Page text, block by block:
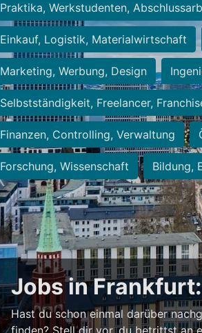
Praktika, Werkstudenten,
Einkauf, Logistik, Materialwirtschaft
Marketing, Werbung, Design
Selbstständigkeit, Freelancer,
Finanzen, Controlling, Verwaltung
Forschung, Wissenschaft Bildung,
Jobs in
Hast du schon einmal darüber